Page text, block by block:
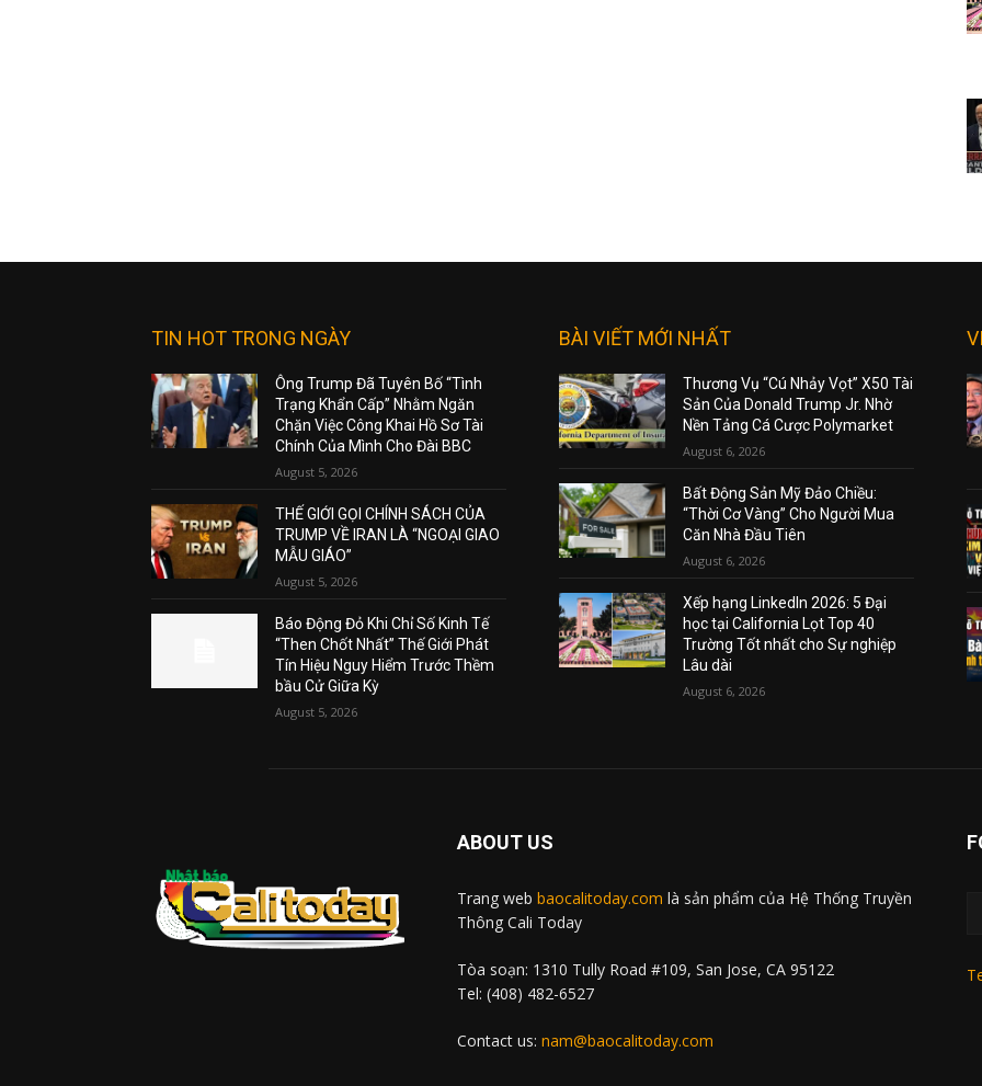
TIN HOT TRONG NGÀY
Ông Trump Đã Tuyên Bố “Tình
Trạng Khẩn Cấp” Nhằm Ngăn
Chặn Việc Công Khai Hồ Sơ Tài
Chính Của Mình Cho Đài BBC
August 5, 2026
THẾ GIỚI GỌI CHÍNH SÁCH CỦA
TRUMP VỀ IRAN LÀ “NGOẠI GIAO
MẪU GIÁO”
August 5, 2026
Báo Động Đỏ Khi Chỉ Số Kinh Tế
“Then Chốt Nhất” Thế Giới Phát
Tín Hiệu Nguy Hiểm Trước Thềm
bầu Cử Giữa Kỳ
August 5, 2026
BÀI VIẾT MỚI NHẤT
Thương Vụ “Cú Nhảy Vọt” X50 Tài
Sản Của Donald Trump Jr. Nhờ
Nền Tảng Cá Cược Polymarket
August 6, 2026
Bất Động Sản Mỹ Đảo Chiều:
“Thời Cơ Vàng” Cho Người Mua
Căn Nhà Đầu Tiên
August 6, 2026
Xếp hạng LinkedIn 2026: 5 Đại
học tại California Lọt Top 40
Trường Tốt nhất cho Sự nghiệp
Lâu dài
August 6, 2026
ABOUT US
Trang web baocalitoday.com là sản phẩm của Hệ Thống Truyền
Thông Cali Today
Tòa soạn: 1310 Tully Road #109, San Jose, CA 95122
Tel: (408) 482-6527
Contact us: nam@baocalitoday.com